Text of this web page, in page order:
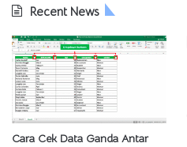
Recent News
Cara Cek Data Ganda Antar